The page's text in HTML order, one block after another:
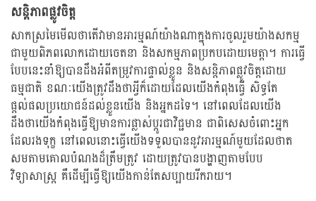
សន្តិភាពផ្លូវចិត្ត
សាកស្រមៃមើលថាតើវាមានអារម្មណ៍យ៉ាងណាក្នុងការចូលរួមយ៉ាងសកម្ម
ជាមួយពិភពលោកដោយចេតនា និងសកម្មភាពប្រកបដោយមេត្តា។ ការធ្វើ
បែបនេះនាំឱ្យបានដឹងអំពីតម្រូវការផ្ទាល់ខ្លួន និងសន្តិភាពផ្លូវចិត្តដោយ
ធម្មជាតិ ខណៈយើងត្រូវដឹងថាអ្វីក៏ដោយដែលយើងកំពុងធ្វើ សិទ្ធតែ
ផ្តល់ផលប្រយោជន៍ដល់ខ្លួនយើង និងអ្នកដទៃ។ នៅពេលដែលយើង
ដឹងថាយើងកំពុងធ្វើឱ្យមានការផ្លាស់ប្ដូរជាវិជ្ជមាន ជាពិសេសចំពោះអ្នក
ដែលរងទុក្ខ នៅពេលនោះធ្វើយើងទទួលបាននូវអារម្មណ៍មួយដែលថាត
សមតាមគោលបំណងដ៏ត្រឹមត្រូវ ដោយត្រូវបានបង្ហាញតាមបែប
វិទ្យាសាស្ត្រ គឺដើម្បីធ្វើឱ្យយើងកាន់តែសប្បាយរីករាយ។